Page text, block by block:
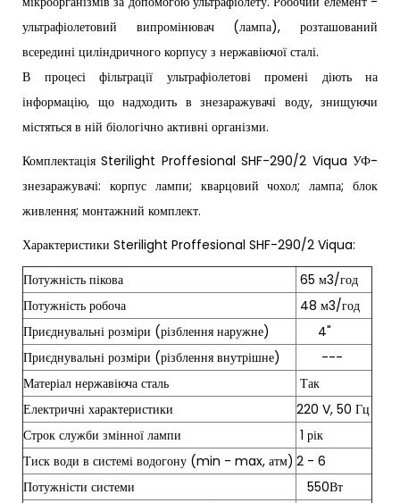
ультрафіолетовий випромінювач (лампа), розташований
всередині циліндричного корпусу з нержавіючої сталі.
В процесі фільтрації ультрафіолетові промені діють на
інформацію, що надходить в знезаражувачі воду, знищуючи
містяться в ній біологічно активні організми.
Комплектація Sterilight Proffesional SHF-290/2 Viqua УФ-
знезаражувачі: корпус лампи; кварцовий чохол; лампа; блок
живлення; монтажний комплект.
Характеристики Sterilight Proffesional SHF-290/2 Viqua:
Потужність пікова
65 м3/год
Потужність робоча
48 м3/год
Приєднувальні розміри (різблення наружне)
4"
Приєднувальні розміри (різблення внутрішне)
---
Матеріал нержавіюча сталь
Так
Електричні характеристики
220 V, 50 Гц
Строк служби змінної лампи
1 рік
Тиск води в системі водогону (min - max, атм) 2 - 6
Потужністи системи
550Вт